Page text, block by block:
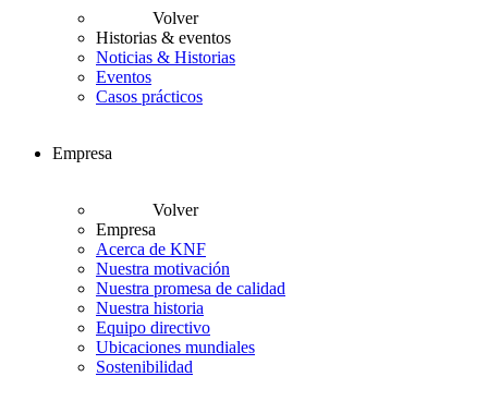
Volver
Historias & eventos
Noticias & Historias
Eventos
Casos prácticos
Empresa
Volver
Empresa
Acerca de KNF
Nuestra motivación
Nuestra promesa de calidad
Nuestra historia
Equipo directivo
Ubicaciones mundiales
Sostenibilidad